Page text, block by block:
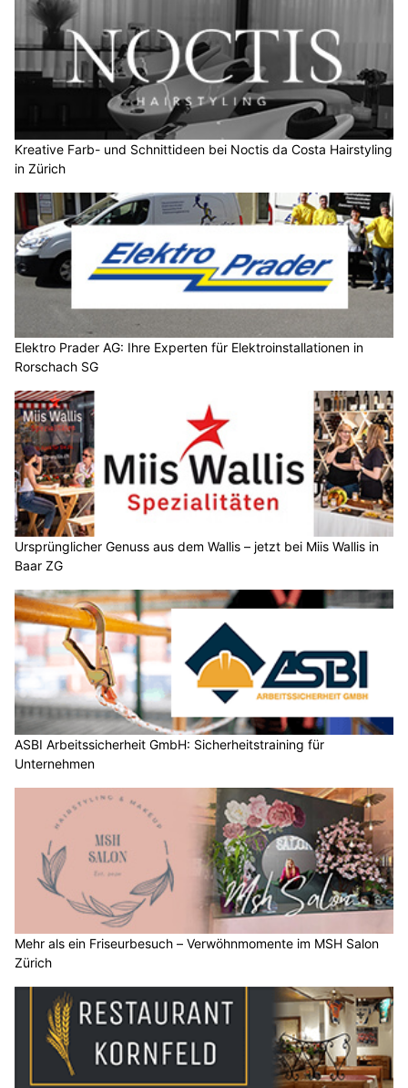
Kreative Farb- und Schnittideen bei Noctis da Costa Hairstyling
in Zürich
Elektro Prader AG: Ihre Experten für Elektroinstallationen in
Rorschach SG
Ursprünglicher Genuss aus dem Wallis – jetzt bei Miis Wallis in
Baar ZG
ASBI Arbeitssicherheit GmbH: Sicherheitstraining für
Unternehmen
Mehr als ein Friseurbesuch – Verwöhnmomente im MSH Salon
Zürich